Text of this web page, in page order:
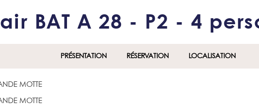
BAT A 28 - P2 - 4
PRÉSENTATION RÉSERVATION LOCALISATION
MOTTE
MOTTE